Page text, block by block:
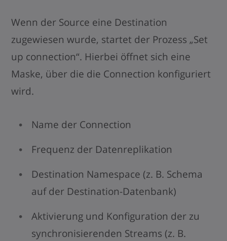
Wenn der Source eine Destination
zugewiesen wurde, startet der Prozess „Set
up connection“. Hierbei öffnet sich eine
Maske, über die die Connection konfiguriert
wird.
Name der Connection
Frequenz der Datenreplikation
Destination Namespace (z. B. Schema
auf der Destination-Datenbank)
Aktivierung und Konfiguration der zu
synchronisierenden Streams (z. B.